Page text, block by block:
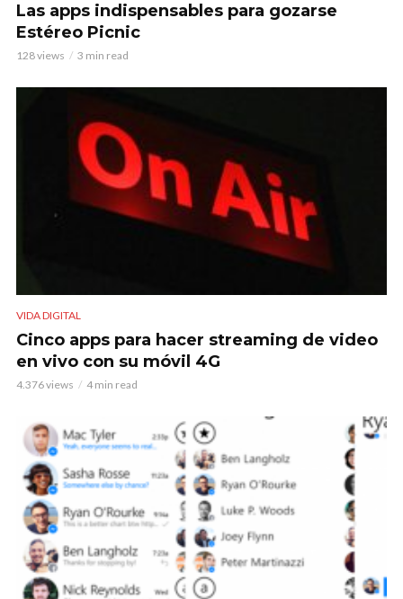
Las apps indispensables para gozarse
Estéreo Picnic
128 views 3 min read
VIDA DIGITAL
Cinco apps para hacer streaming de video
en vivo con su móvil 4G
4.376 views 4 min read